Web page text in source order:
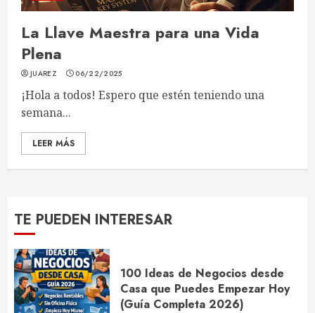
La Llave Maestra para una Vida
Plena
JUAREZ 06/22/2025
¡Hola a todos! Espero que estén teniendo una
semana...
LEER MÁS
TE PUEDEN INTERESAR
100 Ideas de Negocios desde
Casa que Puedes Empezar Hoy
(Guía Completa 2026)